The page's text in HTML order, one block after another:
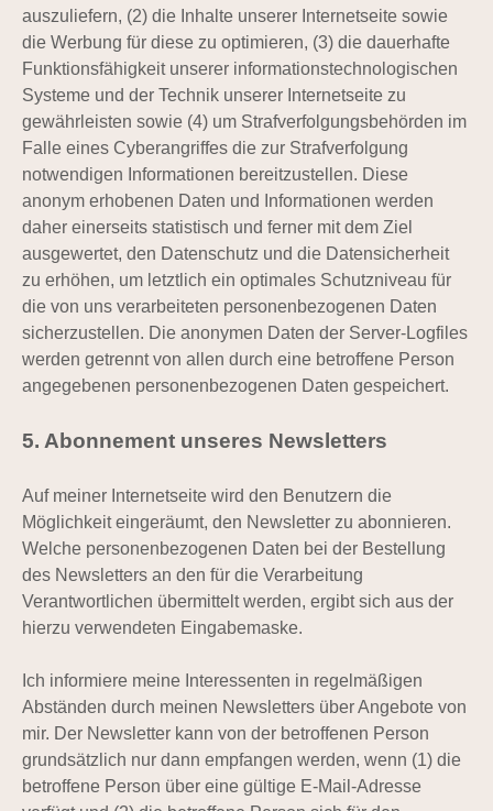
auszuliefern, (2) die Inhalte unserer Internetseite sowie
die Werbung für diese zu optimieren, (3) die dauerhafte
Funktionsfähigkeit unserer informationstechnologischen
Systeme und der Technik unserer Internetseite zu
gewährleisten sowie (4) um Strafverfolgungsbehörden im
Falle eines Cyberangriffes die zur Strafverfolgung
notwendigen Informationen bereitzustellen. Diese
anonym erhobenen Daten und Informationen werden
daher einerseits statistisch und ferner mit dem Ziel
ausgewertet, den Datenschutz und die Datensicherheit
zu erhöhen, um letztlich ein optimales Schutzniveau für
die von uns verarbeiteten personenbezogenen Daten
sicherzustellen. Die anonymen Daten der Server-Logfiles
werden getrennt von allen durch eine betroffene Person
angegebenen personenbezogenen Daten gespeichert.
5. Abonnement unseres Newsletters
Auf meiner Internetseite wird den Benutzern die
Möglichkeit eingeräumt, den Newsletter zu abonnieren.
Welche personenbezogenen Daten bei der Bestellung
des Newsletters an den für die Verarbeitung
Verantwortlichen übermittelt werden, ergibt sich aus der
hierzu verwendeten Eingabemaske.
Ich informiere meine Interessenten in regelmäßigen
Abständen durch meinen Newsletters über Angebote von
mir. Der Newsletter kann von der betroffenen Person
grundsätzlich nur dann empfangen werden, wenn (1) die
betroffene Person über eine gültige E-Mail-Adresse